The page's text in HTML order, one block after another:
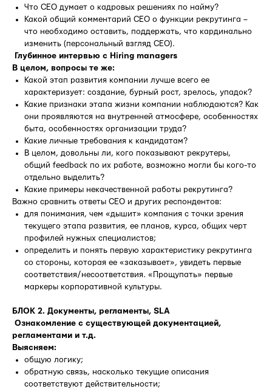
Что СЕО думает о кадровых решениях по найму?
Какой общий комментарий СЕО о функции рекрутинга –
что необходимо оставить, поддержать, что кардинально
изменить (персональный взгляд СЕО).
Глубинное интервью с Hiring managers
В целом, вопросы те же:
Какой этап развития компании лучше всего ее
характеризует: создание, бурный рост, зрелось, упадок?
Какие признаки этапа жизни компании наблюдаются? Как
они проявляются на внутренней атмосфере, особенностях
быта, особенностях организации труда?
Какие личные требования к кандидатам?
В целом, довольны ли, кого показывают рекрутеры,
общий feedback по их работе, возможно могли бы кого-то
отдельно выделить?
Какие примеры некачественной работы рекрутинга?
Важно сравнить ответы СЕО и других респондентов:
для понимания, чем «дышит» компания с точки зрения
текущего этапа развития, ее планов, курса, общих черт
профилей нужных специалистов;
определить и понять первую характеристику рекрутинга
со стороны, которая ее «заказывает», увидеть первые
соответствия/несоответствия. «Прощупать» первые
маркеры корпоративной культуры.
БЛОК 2. Документы, регламенты, SLA
Ознакомление с существующей документацией,
регламентами и т.д.
Выясняем:
общую логику;
обратную связь, насколько текущие описания
соответствуют действительности;